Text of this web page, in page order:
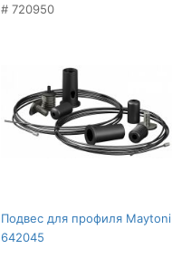
720950
Подвес для профиля Maytoni
642045